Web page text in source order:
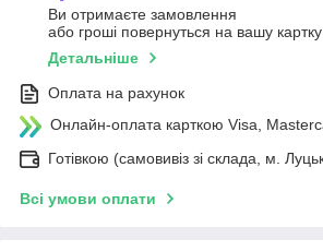
Ви отримаєте замовлення
або гроші повернуться на вашу картку
Детальніше
Оплата на рахунок
Онлайн-оплата карткою Visa,
Готівкою (самовивіз зі склада, м.
Всі умови оплати